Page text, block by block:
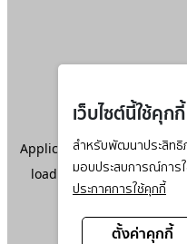
เว็บไซต์นี้ใช้คุกกี้
สำหรับพัฒนาประสิทธิ
มอบประสบการณ์การ
ประกาศการใช้คุกกี้
ตั้งค่าคุกกี้
Application error: aclient-
loadingwww.ktc.co.th